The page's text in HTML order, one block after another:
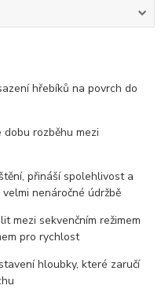
hřebíků na povrch do
rozběhu mezi
přináší spolehlivost a
nenáročné údržbě
mezi sekvenčním režimem
pro rychlost
hloubky, které zaručí